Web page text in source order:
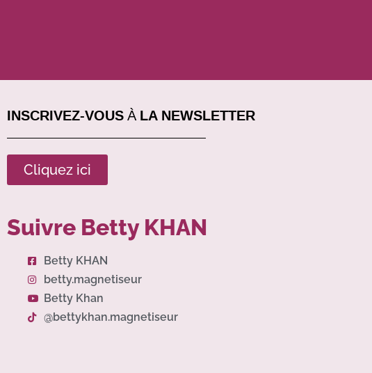
INSCRIVEZ-VOUS À LA NEWSLETTER
Cliquez ici
Suivre Betty KHAN
Betty KHAN
betty.magnetiseur
Betty Khan
@bettykhan.magnetiseur